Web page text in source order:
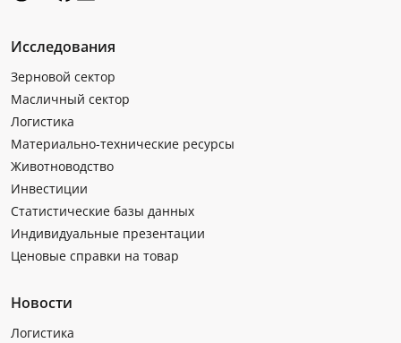
Исследования
Зерновой сектор
Масличный сектор
Логистика
Материально-технические ресурсы
Животноводство
Инвестиции
Статистические базы данных
Индивидуальные презентации
Ценовые справки на товар
Новости
Логистика